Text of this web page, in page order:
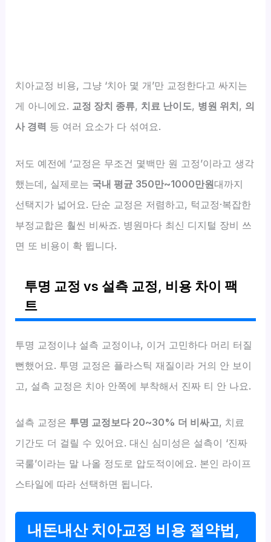
치아교정 비용, 그냥 ‘치아 몇 개’만 교정한다고 싸지는
게 아니에요. 교정 장치 종류, 치료 난이도, 병원 위치, 의
사 경력 등 여러 요소가 다 섞여요.
저도 예전에 ‘교정은 무조건 몇백만 원 고정’이라고 생각
했는데, 실제로는 국내 평균 350만~1000만원대까지
선택지가 넓어요. 단순 교정은 저렴하고, 턱교정·복잡한
부정교합은 훨씬 비싸죠. 병원마다 최신 디지털 장비 쓰
면 또 비용이 확 뜁니다.
투명 교정 vs 설측 교정, 비용 차이 팩
트
투명 교정이냐 설측 교정이냐, 이거 고민하다 머리 터질
뻔했어요. 투명 교정은 플라스틱 재질이라 거의 안 보이
고, 설측 교정은 치아 안쪽에 부착해서 진짜 티 안 나요.
설측 교정은 투명 교정보다 20~30% 더 비싸고, 치료
기간도 더 걸릴 수 있어요. 대신 심미성은 설측이 ‘진짜
국룰’이라는 말 나올 정도로 압도적이에요. 본인 라이프
스타일에 따라 선택하면 됩니다.
내돈내산 치아교정 비용 절약법,